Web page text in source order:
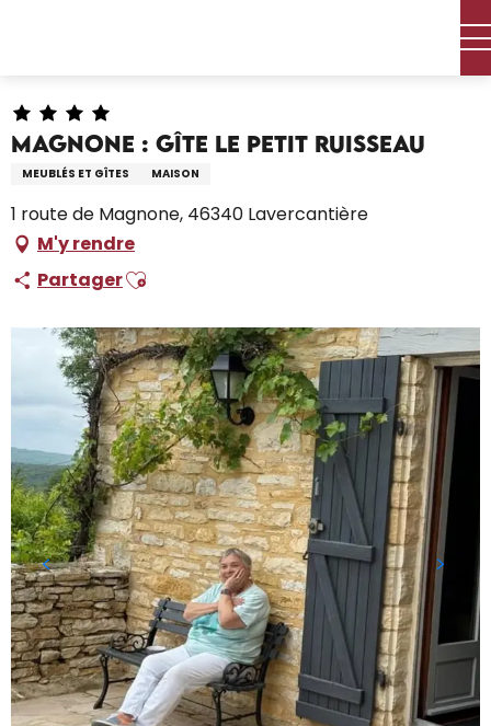
Magnone : Gîte Le Petit Ruisseau
MEUBLÉS ET GÎTES MAISON
1 route de Magnone, 46340 Lavercantière
M'y rendre
PartagerAjouter aux favoris